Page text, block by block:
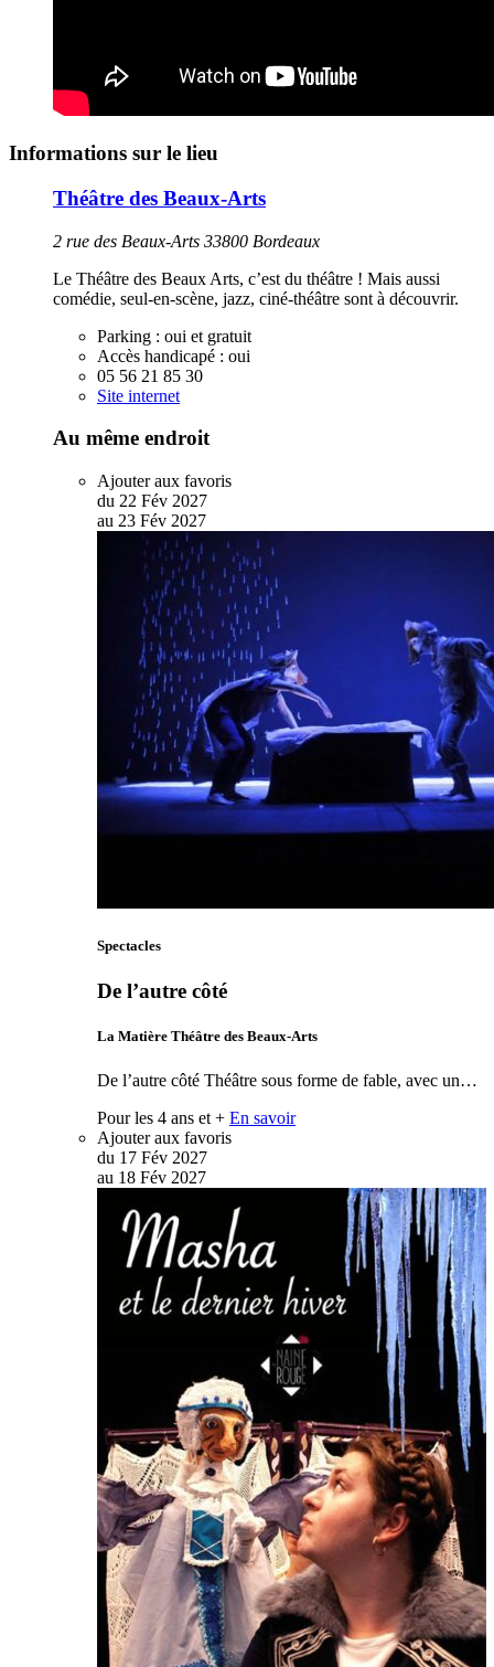
Informations sur le lieu
Théâtre des Beaux-Arts
2 rue des Beaux-Arts 33800 Bordeaux
Le Théâtre des Beaux Arts, c’est du théâtre ! Mais aussi
comédie, seul-en-scène, jazz, ciné-théâtre sont à découvrir.
Parking : oui et gratuit
Accès handicapé : oui
05 56 21 85 30
Site internet
Au même endroit
Ajouter aux favoris
du 22 Fév 2027
au 23 Fév 2027
Spectacles
De l’autre côté
La Matière Théâtre des Beaux-Arts
De l’autre côté Théâtre sous forme de fable, avec un…
Pour les 4 ans et + En savoir
Ajouter aux favoris
du 17 Fév 2027
au 18 Fév 2027